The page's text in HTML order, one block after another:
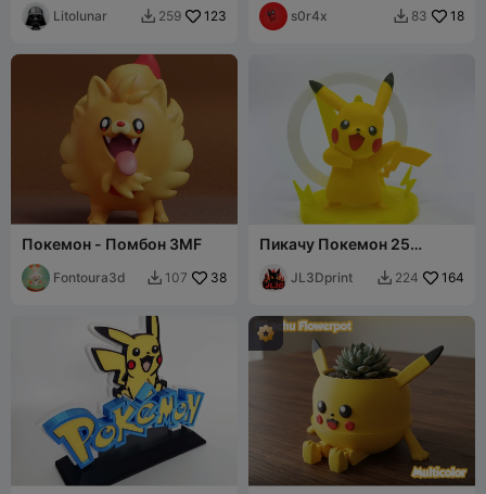
Litolunar  259 123 s0r4x  83 18
Покемон - Помбон 3MF
Fontoura3d  107 38
Пикачу Покемон 25
+ магнитное основание
для светильника
JL3Dprint  224 164